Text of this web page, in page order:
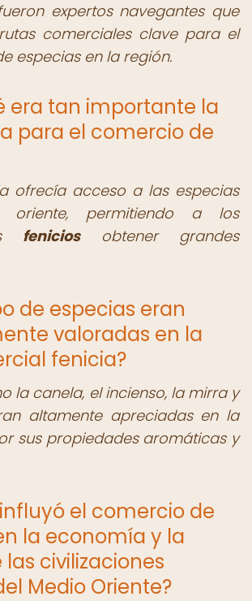
expertos navegantes que
comerciales clave para el
especias en la región.
era tan importante la
para el comercio de
ofrecía acceso a las especias
oriente, permitiendo a los
feniciosobtener grandes
de especias eran
valoradas en la
fenicia?
la canela, el incienso, la mirra y
altamente apreciadas en la
sus propiedades aromáticas y
el comercio de
la economía y la
civilizaciones
Medio Oriente?